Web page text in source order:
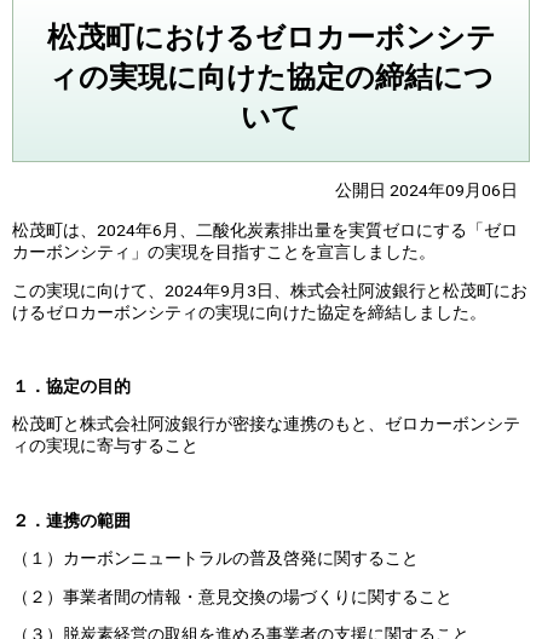
松茂町におけるゼロカーボンシテ
ィの実現に向けた協定の締結につ
いて
公開日 2024年09月06日
松茂町は、2024年6月、二酸化炭素排出量を実質ゼロにする「ゼロ
カーボンシティ」の実現を目指すことを宣言しました。
この実現に向けて、2024年9月3日、株式会社阿波銀行と松茂町にお
けるゼロカーボンシティの実現に向けた協定を締結しました。
１．協定の目的
松茂町と株式会社阿波銀行が密接な連携のもと、ゼロカーボンシテ
ィの実現に寄与すること
２．連携の範囲
（１）カーボンニュートラルの普及啓発に関すること
（２）事業者間の情報・意見交換の場づくりに関すること
（３）脱炭素経営の取組を進める事業者の支援に関すること